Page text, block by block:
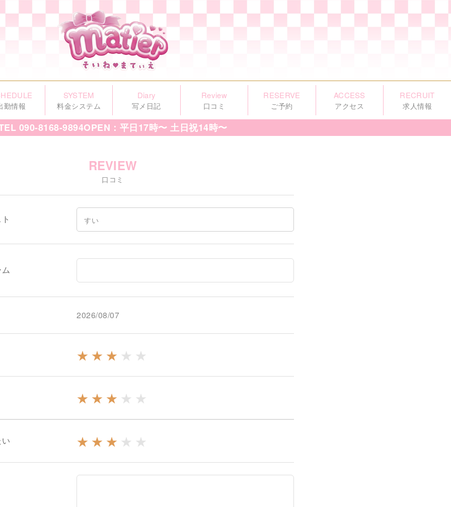
勤情報
SYSTEM
料金システム
Diary
写メ日記
Review
口コミ
RESERVE
ご予約
ACCESS
アクセス
RECRUIT
求人情報
090-8168-9894OPEN：平日17時〜 土日祝14時〜
REVIEW
口コミ
すい
2026/08/07
★ ★ ★ ★ ★
★ ★ ★ ★ ★
★ ★ ★ ★ ★